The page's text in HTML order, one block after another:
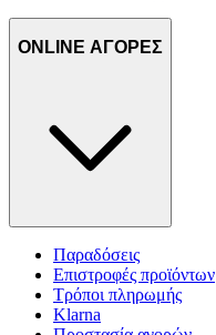
ONLINE ΑΓΟΡΕΣ
Παραδόσεις
Επιστροφές προϊόντων
Τρόποι πληρωμής
Klarna